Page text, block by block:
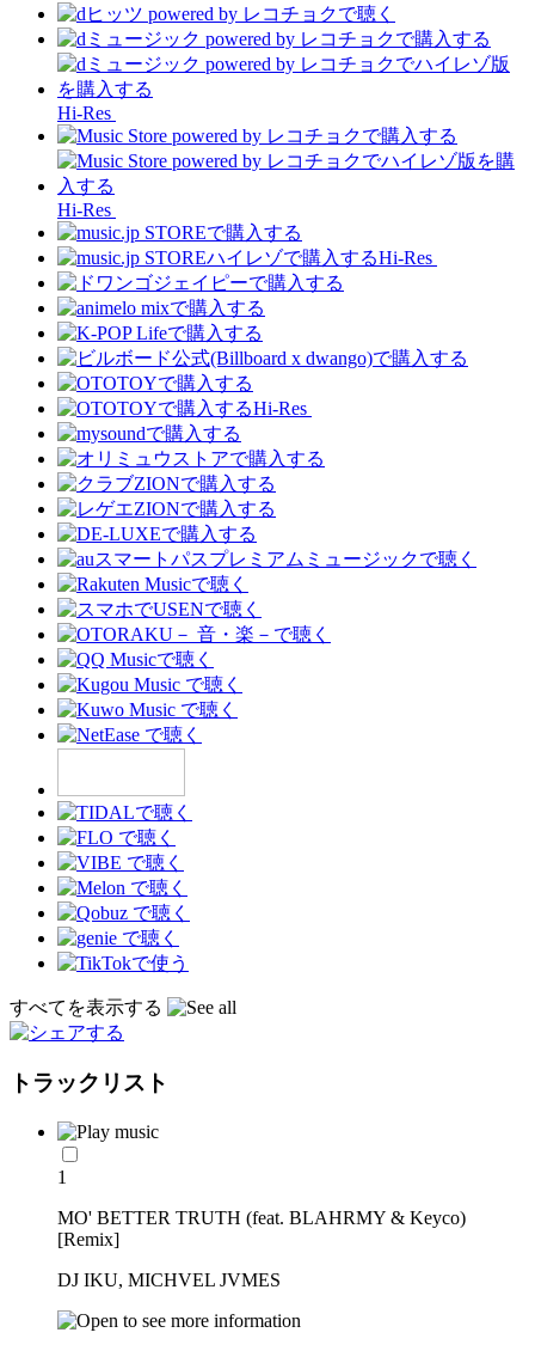
Hi-Res
Hi-Res
Hi-Res
Hi-Res
すべてを表示する
トラックリスト
1
MO' BETTER TRUTH (feat. BLAHRMY & Keyco)
[Remix]
DJ IKU, MICHVEL JVMES